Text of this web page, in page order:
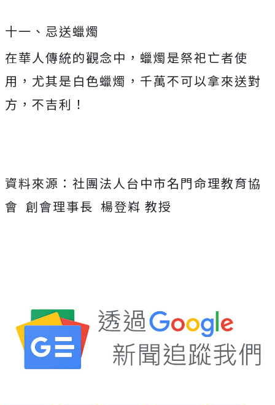
十一、忌送蠟燭
在華人傳統的觀念中，蠟燭是祭祀亡者使
用，尤其是白色蠟燭，千萬不可以拿來送對
方，不吉利！
資料來源：社團法人台中市名門命理教育協
會 創會理事長 楊登嵙 教授